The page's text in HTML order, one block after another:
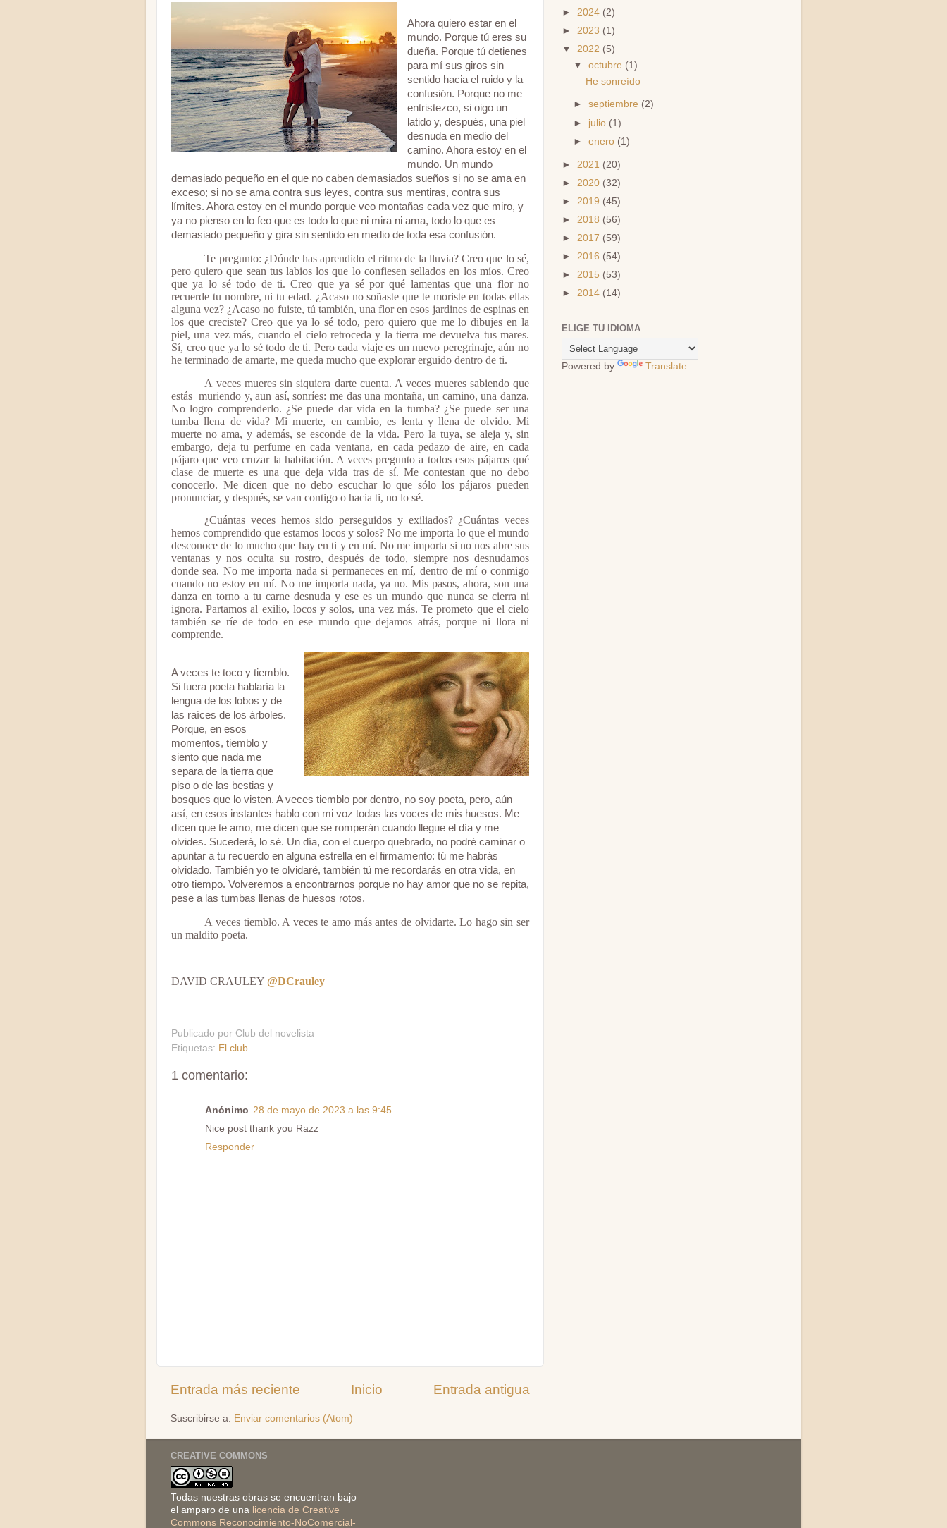
Ahora quiero estar en el
mundo. Porque tú eres su
dueña. Porque tú detienes
para mí sus giros sin
sentido hacia el ruido y la
confusión. Porque no me
entristezco, si oigo un
latido y, después, una piel
desnuda en medio del
camino. Ahora estoy en el
mundo. Un mundo
demasiado pequeño en el que no caben demasiados sueños si no se ama en
exceso; si no se ama contra sus leyes, contra sus mentiras, contra sus
límites. Ahora estoy en el mundo porque veo montañas cada vez que miro, y
ya no pienso en lo feo que es todo lo que ni mira ni ama, todo lo que es
demasiado pequeño y gira sin sentido en medio de toda esa confusión.
Te pregunto: ¿Dónde has aprendido el ritmo de la lluvia? Creo que lo sé,
pero quiero que sean tus labios los que lo confiesen sellados en los míos. Creo
que ya lo sé todo de ti. Creo que ya sé por qué lamentas que una flor no
recuerde tu nombre, ni tu edad. ¿Acaso no soñaste que te moriste en todas ellas
alguna vez? ¿Acaso no fuiste, tú también, una flor en esos jardines de espinas en
los que creciste? Creo que ya lo sé todo, pero quiero que me lo dibujes en la
piel, una vez más, cuando el cielo retroceda y la tierra me devuelva tus mares.
Sí, creo que ya lo sé todo de ti. Pero cada viaje es un nuevo peregrinaje, aún no
he terminado de amarte, me queda mucho que explorar erguido dentro de ti.
A veces mueres sin siquiera darte cuenta. A veces mueres sabiendo que
estás muriendo y, aun así, sonríes: me das una montaña, un camino, una danza.
No logro comprenderlo. ¿Se puede dar vida en la tumba? ¿Se puede ser una
tumba llena de vida? Mi muerte, en cambio, es lenta y llena de olvido. Mi
muerte no ama, y además, se esconde de la vida. Pero la tuya, se aleja y, sin
embargo, deja tu perfume en cada ventana, en cada pedazo de aire, en cada
pájaro que veo cruzar la habitación. A veces pregunto a todos esos pájaros qué
clase de muerte es una que deja vida tras de sí. Me contestan que no debo
conocerlo. Me dicen que no debo escuchar lo que sólo los pájaros pueden
pronunciar, y después, se van contigo o hacia ti, no lo sé.
¿Cuántas veces hemos sido perseguidos y exiliados? ¿Cuántas veces
hemos comprendido que estamos locos y solos? No me importa lo que el mundo
desconoce de lo mucho que hay en ti y en mí. No me importa si no nos abre sus
ventanas y nos oculta su rostro, después de todo, siempre nos desnudamos
donde sea. No me importa nada si permaneces en mí, dentro de mí o conmigo
cuando no estoy en mí. No me importa nada, ya no. Mis pasos, ahora, son una
danza en torno a tu carne desnuda y ese es un mundo que nunca se cierra ni
ignora. Partamos al exilio, locos y solos, una vez más. Te prometo que el cielo
también se ríe de todo en ese mundo que dejamos atrás, porque ni llora ni
comprende.
A veces te toco y tiemblo.
Si fuera poeta hablaría la
lengua de los lobos y de
las raíces de los árboles.
Porque, en esos
momentos, tiemblo y
siento que nada me
separa de la tierra que
piso o de las bestias y
bosques que lo visten. A veces tiemblo por dentro, no soy poeta, pero, aún
así, en esos instantes hablo con mi voz todas las voces de mis huesos. Me
dicen que te amo, me dicen que se romperán cuando llegue el día y me
olvides. Sucederá, lo sé. Un día, con el cuerpo quebrado, no podré caminar o
apuntar a tu recuerdo en alguna estrella en el firmamento: tú me habrás
olvidado. También yo te olvidaré, también tú me recordarás en otra vida, en
otro tiempo. Volveremos a encontrarnos porque no hay amor que no se repita,
pese a las tumbas llenas de huesos rotos.
A veces tiemblo. A veces te amo más antes de olvidarte. Lo hago sin ser
un maldito poeta.
DAVID CRAULEY @DCrauley
Publicado por Club del novelista
Etiquetas: El club
1 comentario:
Anónimo 28 de mayo de 2023 a las 9:45
Nice post thank you Razz
Responder
Entrada más reciente Entrada antigua
Inicio
Suscribirse a: Enviar comentarios (Atom)
► 2024 (2)
► 2023 (1)
▼ 2022 (5)
▼octubre (1)
He sonreído
►septiembre (2)
► julio (1)
►enero (1)
► 2021 (20)
► 2020 (32)
► 2019 (45)
► 2018 (56)
► 2017 (59)
► 2016 (54)
► 2015 (53)
► 2014 (14)
ELIGE TU IDIOMA
Powered by Translate
CREATIVE COMMONS
Todas nuestras obras se encuentran bajo
el amparo de una licencia de Creative
Commons Reconocimiento-NoComercial-